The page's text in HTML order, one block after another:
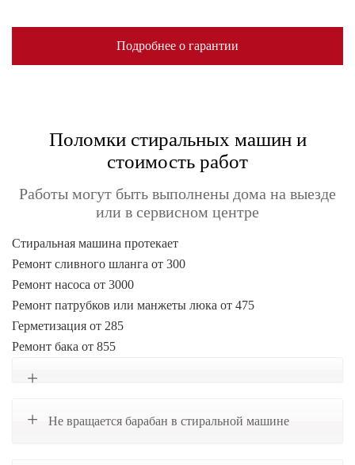
Подробнее о гарантии
Поломки стиральных машин и
стоимость работ
Работы могут быть выполнены дома на выезде
или в сервисном центре
Стиральная машина протекает
Ремонт сливного шланга от 300
Ремонт насоса от 3000
Ремонт патрубков или манжеты люка от 475
Герметизация от 285
Ремонт бака от 855
Не вращается барабан в стиральной машине